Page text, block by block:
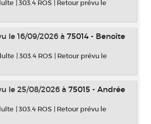
|303.4 ROS | Retour prévu le
le 16/09/2026 à 75014 - Benoîte
|303.4 ROS | Retour prévu le
le 25/08/2026 à 75015 - Andrée
|303.4 ROS | Retour prévu le